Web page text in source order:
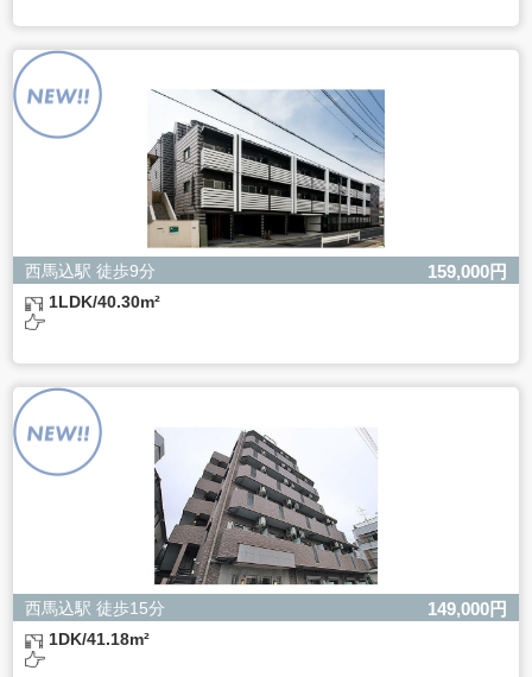
よるものです。
ただし、必要な項目をいただけない場合、適切な対応がで
きない場合があります。
西馬込駅 徒歩9分 159,000円
1LDK/40.30m²
西馬込駅 徒歩15分 149,000円
1DK/41.18m²